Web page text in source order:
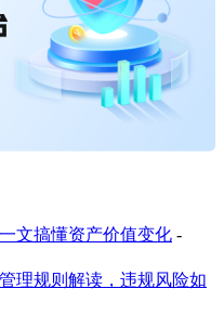
文搞懂资产价值变化 -
理规则解读，违规风险如